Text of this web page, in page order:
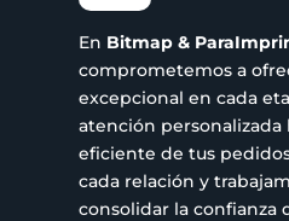
En Bitmap &
comprometemos a
excepcional en cada
atención personalizada
eficiente de tus
cada relación y
consolidar la confianza